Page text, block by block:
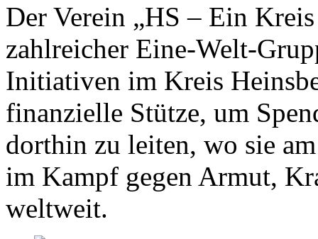
Der Verein „HS – Ein
zahlreicher Eine-Welt-
Initiativen im Kreis
finanzielle Stütze, um
dorthin zu leiten, wo sie
im Kampf gegen Armut,
weltweit.